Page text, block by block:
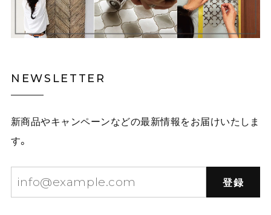
NEWSLETTER
新商品やキャンペーンなどの最新情報をお届けいたしま
す。
登録